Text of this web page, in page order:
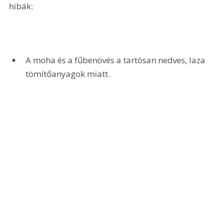
hibák:
A moha és a fűbenövés a tartósan nedves, laza
tömítőanyagok miatt.